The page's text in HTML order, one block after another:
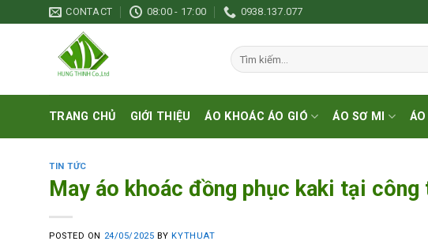
to
CONTACT 08:00 - 17:00 0938.137.077
Tìm
kiếm:
TRANG CHỦ GIỚI THIỆU ÁO KHOÁC ÁO GIÓ ÁO SƠ MI
TIN TỨC
May áo khoác đồng phục kaki tại
POSTED ON 24/05/2025 BYKYTHUAT